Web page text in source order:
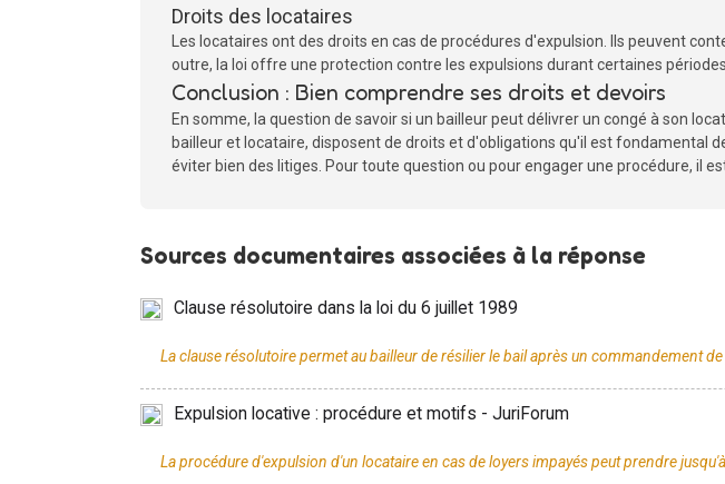
Droits des locataires
Les locataires ont des droits en cas de procédures d'expulsion. Ils peuvent
outre, la loi offre une protection contre les expulsions durant certaines
Conclusion : Bien comprendre ses droits et devoirs
En somme, la question de savoir si un bailleur peut délivrer un congé à son
bailleur et locataire, disposent de droits et d'obligations qu'il est fondamental
éviter bien des litiges. Pour toute question ou pour engager une procédure, il
Sources documentaires associées à la réponse
Clause résolutoire dans la loi du 6 juillet 1989
Expulsion locative : procédure et motifs - JuriForum